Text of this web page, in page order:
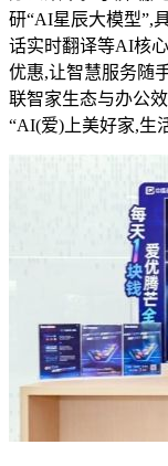
研“AI星辰大模型”,
话实时翻译等AI核
优惠,让智慧服务随
联智家生态与办公
“AI(爱)上美好家,生